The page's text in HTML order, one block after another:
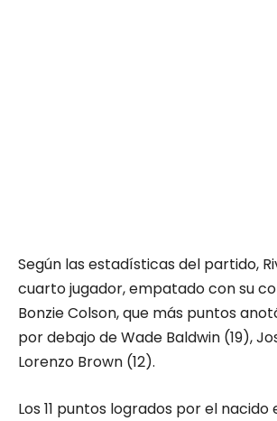
Según las estadísticas del partido,
cuarto jugador, empatado con su
Bonzie Colson, que más puntos
por debajo de Wade Baldwin (19),
Lorenzo Brown (12).
Los 11 puntos logrados por el